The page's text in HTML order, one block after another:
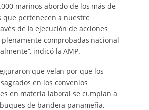
marinos abordo de los más de
que pertenecen a nuestro
de la ejecución de acciones
comprobadas nacional
indicó la AMP.
que velan por que los
en los convenios
en materia laboral se cumplan a
de bandera panameña,